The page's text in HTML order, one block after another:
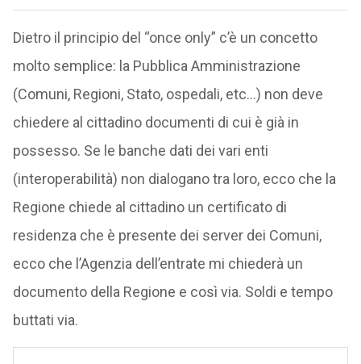
Dietro il principio del “once only” c’è un concetto
molto semplice: la Pubblica Amministrazione
(Comuni, Regioni, Stato, ospedali, etc…) non deve
chiedere al cittadino documenti di cui è già in
possesso. Se le banche dati dei vari enti
(interoperabilità) non dialogano tra loro, ecco che la
Regione chiede al cittadino un certificato di
residenza che è presente dei server dei Comuni,
ecco che l’Agenzia dell’entrate mi chiederà un
documento della Regione e così via. Soldi e tempo
buttati via.